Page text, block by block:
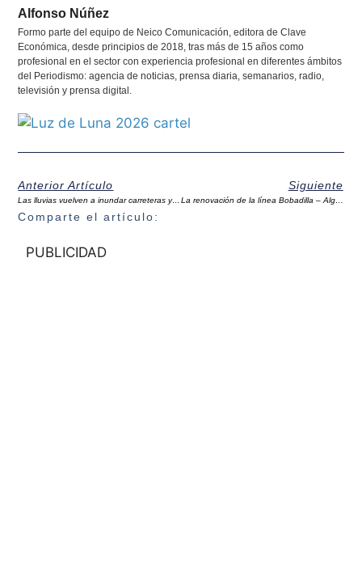
Alfonso Núñez
Formo parte del equipo de Neico Comunicación, editora de Clave
Económica, desde principios de 2018, tras más de 15 años como
profesional en el sector con experiencia profesional en diferentes ámbitos
del Periodismo: agencia de noticias, prensa diaria, semanarios, radio,
televisión y prensa digital.
Anterior Artículo
Las lluvias vuelven a inundar carreteras y caminos de la zona del Guadalteba
Siguiente
La renovación de la línea Bobadilla – Algeciras, en los fondos Next Generation UE pedidos para Andalucía
Comparte el artículo:
PUBLICIDAD